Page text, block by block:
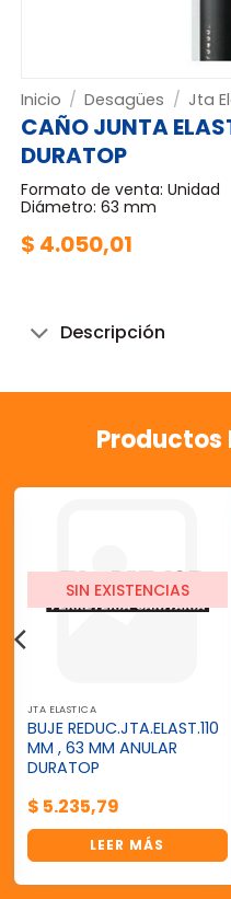
Inicio / Desagües / Jta
CAÑO JUNTA
DURATOP
Formato de venta: Unidad
Diámetro: 63 mm
$ 4.050,01
Descripción
Productos
SIN EXISTENCIAS
JTA ELASTICA
BUJE REDUC.JTA.ELAST.110
MM , 63 MM ANULAR
DURATOP
$ 5.235,79
LEER MÁS